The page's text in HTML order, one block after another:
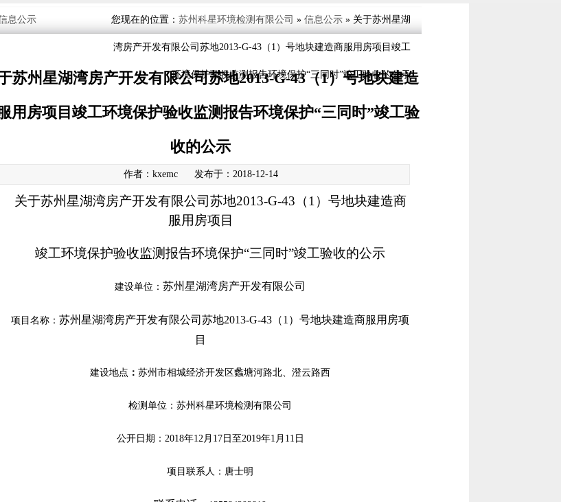
息公示 您现在的位置： 苏州科星环境检测有限公司 » 信息公示» 关于苏州星湖
湾房产开发有限公司苏地2013-G-43（1）号地块建造商服用房项目竣工
环境保护验收监测报告环境保护“三同时”竣工验收的公示
苏州星湖湾房产开发有限公司苏地2013-G-43（1）号地块建造
用房项目竣工环境保护验收监测报告环境保护“三同时”竣工验
收的公示
作者：kxemc 发布于：2018-12-14
关于苏州星湖湾房产开发有限公司苏地2013-G-43（1）号地块建造商
服用房项目
竣工环境保护验收监测报告环境保护“三同时”竣工验收的公示
建设单位： 苏州星湖湾房产开发有限公司
项目名称： 苏州星湖湾房产开发有限公司苏地2013-G-43（1）号地块建造商服用房项
目
建设地点 ：苏州市相城经济开发区蠡塘河路北、澄云路西
检测单位：苏州科星环境检测有限公司
公开日期：2018年12月17日至2019年1月11日
项目联系人：唐士明